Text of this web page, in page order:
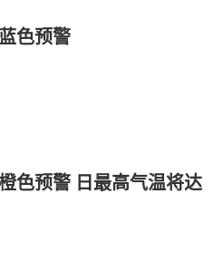
色预警
色预警 日最高气温将达